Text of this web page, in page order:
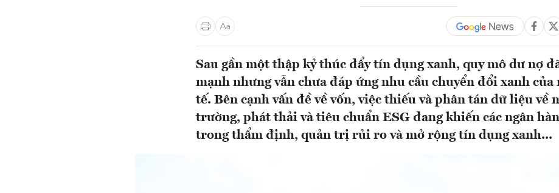
Sau gần một thập kỷ thúc đẩy tín dụng xanh, quy mô dư nợ
mạnh nhưng vẫn chưa đáp ứng nhu cầu chuyển đổi xanh của
tế. Bên cạnh vấn đề về vốn, việc thiếu và phân tán dữ liệu về
trường, phát thải và tiêu chuẩn ESG đang khiến các ngân
trong thẩm định, quản trị rủi ro và mở rộng tín dụng xanh...